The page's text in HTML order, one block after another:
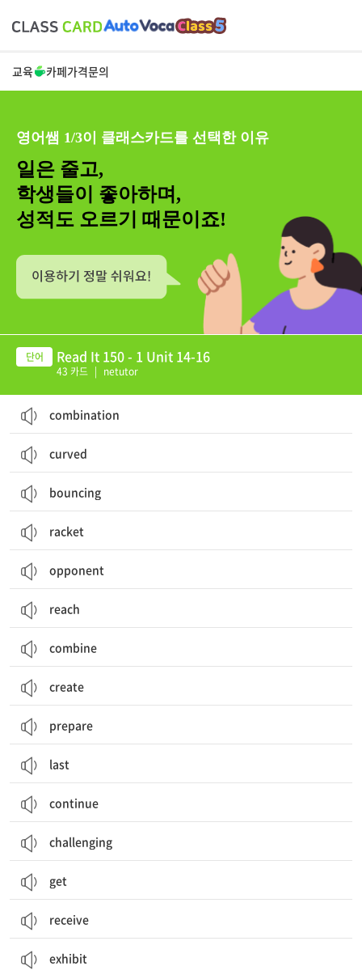
교육 카페가격문의
영어쌤 1/3이 클래스카드를 선택한 이유
일은 줄고,
학생들이 좋아하며,
성적도 오르기 때문이죠!
Read It 150 - 1 Unit 14-16
43 카드 | netutor
combination
curved
bouncing
racket
opponent
reach
combine
create
prepare
last
continue
challenging
get
receive
exhibit